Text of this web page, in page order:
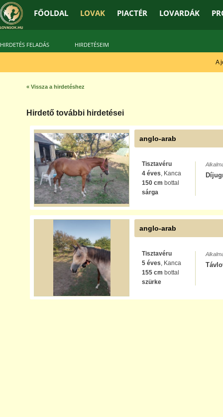
FŐOLDAL LOVAK PIACTÉR LOVARDÁK
HIRDETÉS FELADÁS HIRDETÉSEIM
A
« Vissza a hirdetéshez
Hirdető további hirdetései
anglo-arab
Tisztavéru
4 éves, Kanca
150 cm bottal
sárga
anglo-arab
Tisztavéru
5 éves, Kanca
155 cm bottal
szürke